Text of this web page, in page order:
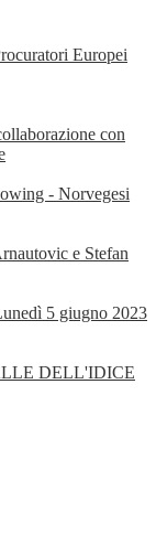
Europei
con
- Norvegesi
e Stefan
5 giugno 2023
DELL'IDICE